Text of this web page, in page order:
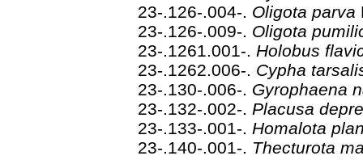
23-.126-.004-. Oligota parva
23-.126-.009-. Oligota
23-.1261.001-. Holobus
23-.1262.006-. Cypha
23-.130-.006-. Gyrophaena
23-.132-.002-. Placusa
23-.133-.001-. Homalota
23-.140-.001-. Thecturota